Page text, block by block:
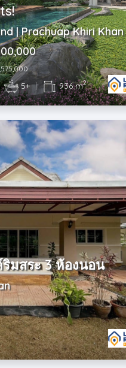
| Prachuap Khiri Khan
5+ | 936 m2
ริมสระ 3 ห้องนอน